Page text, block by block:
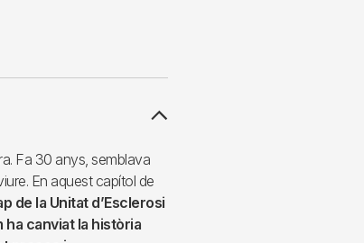
Fa 30 anys, semblava
En aquest capítol de
de la Unitat d’Esclerosi
canviat la història